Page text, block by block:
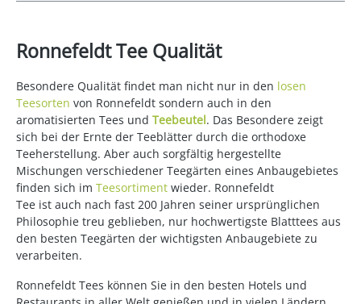
Ronnefeldt Tee Qualität
Besondere Qualität findet man nicht nur in den losen
Teesorten von Ronnefeldt sondern auch in den
aromatisierten Tees und Teebeutel. Das Besondere zeigt
sich bei der Ernte der Teeblätter durch die orthodoxe
Teeherstellung. Aber auch sorgfältig hergestellte
Mischungen verschiedener Teegärten eines Anbaugebietes
finden sich im Teesortiment wieder. Ronnefeldt
Tee ist auch nach fast 200 Jahren seiner ursprünglichen
Philosophie treu geblieben, nur hochwertigste Blatttees aus
den besten Teegärten der wichtigsten Anbaugebiete zu
verarbeiten.
Ronnefeldt Tees können Sie in den besten Hotels und